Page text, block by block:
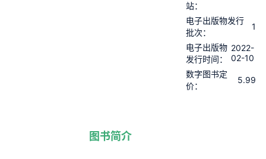
站：
电子出版物发行
批次：
1
电子出版物
发行时间：
2022-
02-10
数字图书定
价：
5.99
图书简介